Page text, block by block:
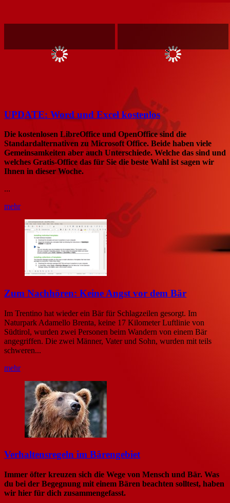
UPDATE: Word und Excel kostenlos
Die kostenlosen LibreOffice und OpenOffice sind die
Standardalternativen zu Microsoft Office. Beide haben viele
Gemeinsamkeiten aber auch Unterschiede. Welche das sind und
welches Gratis-Office das für Sie die beste Wahl ist sagen wir
Ihnen in dieser Woche.
...
mehr
Zum Nachhören: Keine Angst vor dem Bär
Im Trentino hat wieder ein Bär für Schlagzeilen gesorgt. Im
Naturpark Adamello Brenta, keine 17 Kilometer Luftlinie von
Südtirol, wurden zwei Personen beim Wandern von einem Bär
angegriffen. Die zwei Männer, Vater und Sohn, wurden mit teils
schweren...
mehr
Verhaltensregeln im Bärengebiet
Immer öfter kreuzen sich die Wege von Mensch und Bär. Was
du bei der Begegnung mit einem Bären beachten solltest, haben
wir hier für dich zusammengefasst.